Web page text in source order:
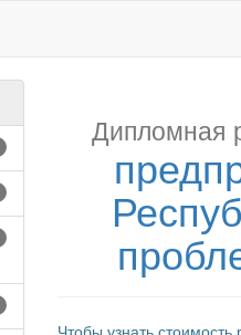
Дипломная
Чтобы узнать